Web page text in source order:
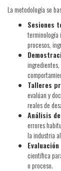
La metodología se
Sesiones
terminología
procesos,
Talleres
evalúan y
reales de
Análisis
errores
la industria
científica
o proceso.